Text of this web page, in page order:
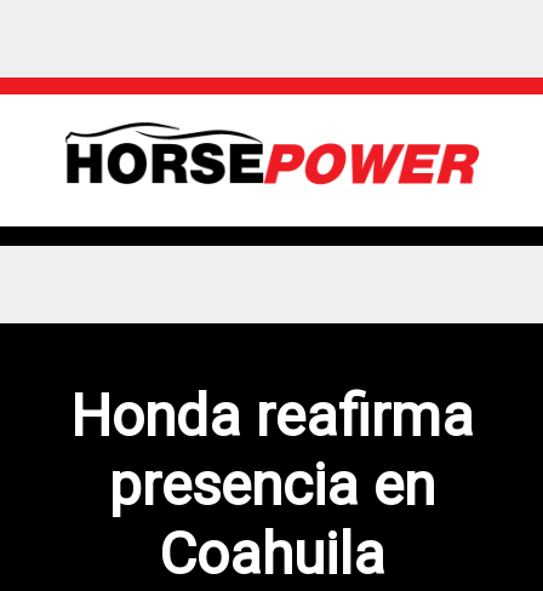
Honda reafirma
presencia en
Coahuila